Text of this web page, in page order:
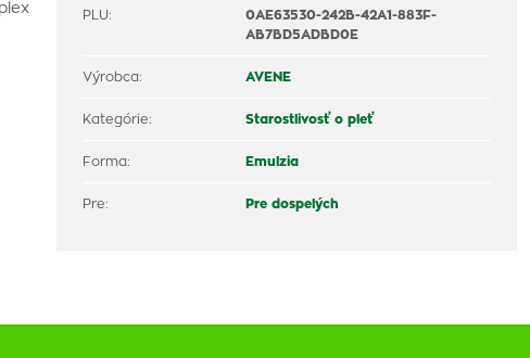
PLU:
0AE63530-242B-42A1-883F-
AB7BD5ADBD0E
Výrobca: AVENE
Kategórie: Starostlivosť o pleť
Forma: Emulzia
Pre: Pre dospelých